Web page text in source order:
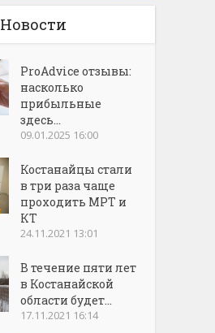
Новости
ProAdvice отзывы:
насколько
прибыльные
здесь...
09.01.2025 16:00
Костанайцы стали
в три раза чаще
проходить МРТ и
КТ
24.11.2021 13:01
В течение пяти лет
в Костанайской
области будет...
17.11.2021 16:14